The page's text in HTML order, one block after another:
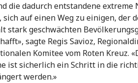
die dadurch entstandene extreme
auf einen Weg zu einigen, der
stark geschwächten
sagte Regis Savioz,
Komitee vom Roten Kreuz.
ist sicherlich ein Schritt in die
werden.»